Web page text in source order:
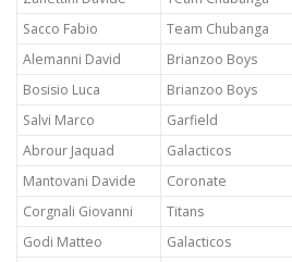
Sacco Fabio
Team Chubanga
Alemanni David
Brianzoo Boys
Bosisio Luca
Brianzoo Boys
Salvi Marco
Garfield
Abrour Jaquad
Galacticos
Mantovani Davide
Coronate
Corgnali Giovanni
Titans
Godi Matteo
Galacticos